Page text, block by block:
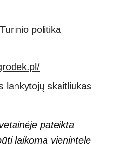
Turinio politika
pateikta
laikoma vienintele